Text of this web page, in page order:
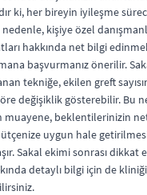
ki, her bireyin iyileşme
kişiye özel
hakkında net bilgi
başvurmanız önerilir.
tekniğe, ekilen greft
değişiklik gösterebilir. Bu
muayene, beklentilerinizin
uygun hale getirilmesi
Sakal ekimi sonrası dikkat
detaylı bilgi için de